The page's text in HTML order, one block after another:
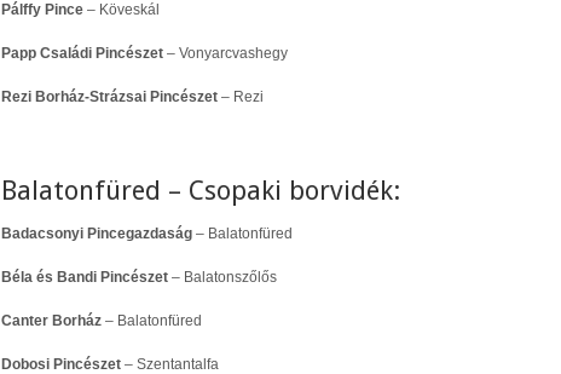
Pálffy Pince – Köveskál
Papp Családi Pincészet – Vonyarcvashegy
Rezi Borház-Strázsai Pincészet – Rezi
Balatonfüred – Csopaki borvidék:
Badacsonyi Pincegazdaság – Balatonfüred
Béla és Bandi Pincészet – Balatonszőlős
Canter Borház – Balatonfüred
Dobosi Pincészet – Szentantalfa